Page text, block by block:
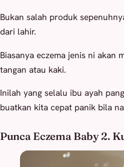
Bukan salah produk
dari lahir.
Biasanya eczema jenis ni akan
tangan atau kaki.
Inilah yang selalu ibu ayah
buatkan kita cepat panik bila
Punca Eczema Baby 2.